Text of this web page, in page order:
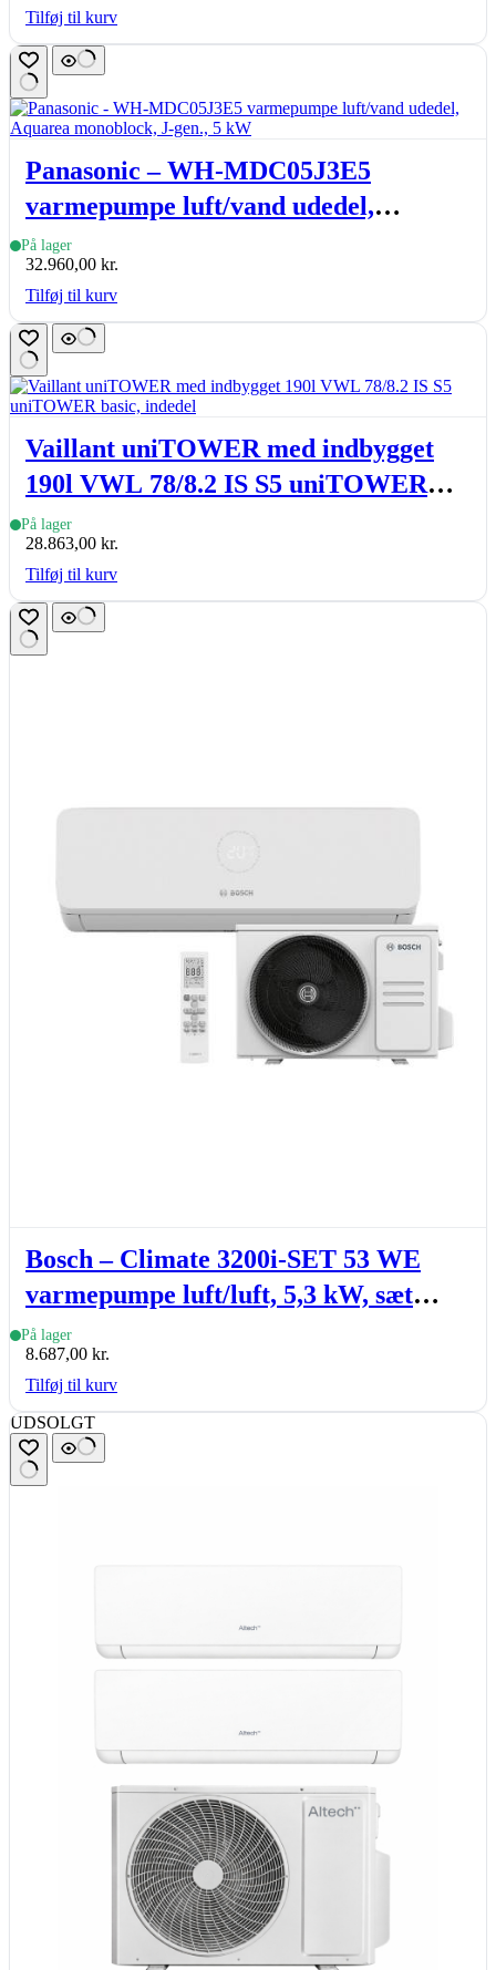
Tilføj til kurv
Panasonic – WH-MDC05J3E5
varmepumpe luft/vand udedel,
Aquarea monoblock, J-gen., 5 kW
På lager
32.960,00 kr.
Tilføj til kurv
Vaillant uniTOWER med indbygget
190l VWL 78/8.2 IS S5 uniTOWER
basic, indedel
På lager
28.863,00 kr.
Tilføj til kurv
Bosch – Climate 3200i-SET 53 WE
varmepumpe luft/luft, 5,3 kW, sæt
(inde- & udedel.), hvid
På lager
8.687,00 kr.
Tilføj til kurv
UDSOLGT